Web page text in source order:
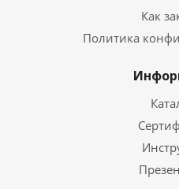
Как
Политика